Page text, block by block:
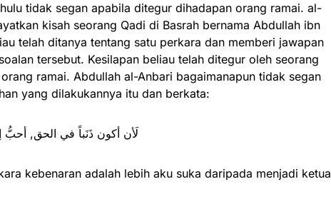
tidak segan apabila ditegur dihadapan orang ramai. al-
kisah seorang Qadi di Basrah bernama Abdullah ibn
telah ditanya tentang satu perkara dan memberi jawapan
tersebut. Kesilapan beliau telah ditegur oleh seorang
ramai. Abdullah al-Anbari bagaimanapun tidak segan
yang dilakukannya itu dan berkata:
لَأن أكون ذَنَباً في الحق,
kebenaran adalah lebih aku suka daripada menjadi ketua